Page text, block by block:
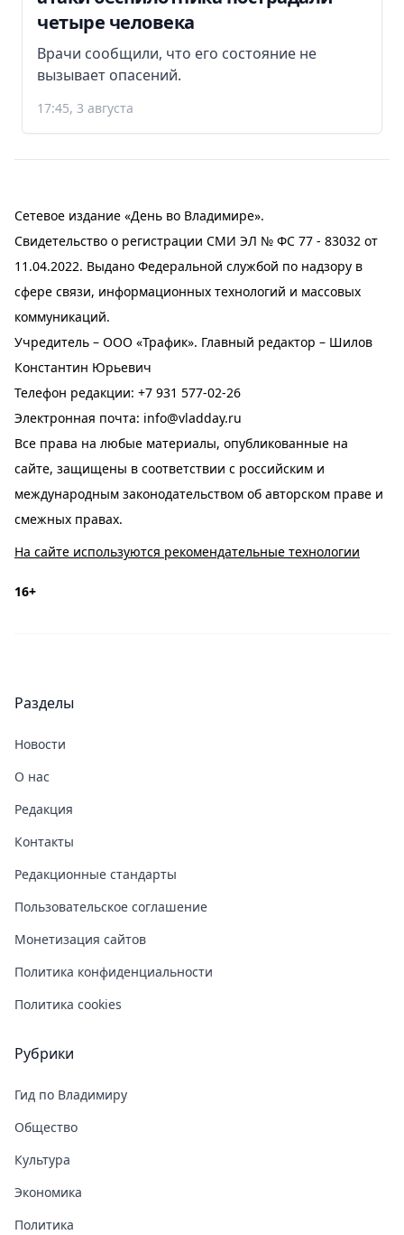
четыре человека
Врачи сообщили, что его состояние не
вызывает опасений.
17:45, 3 августа
Сетевое издание «День во Владимире».
Свидетельство о регистрации СМИ ЭЛ № ФС 77 - 83032 от
11.04.2022. Выдано Федеральной службой по надзору в
сфере связи, информационных технологий и массовых
коммуникаций.
Учредитель – ООО «Трафик». Главный редактор – Шилов
Константин Юрьевич
Телефон редакции: +7 931 577-02-26
Электронная почта: info@vladday.ru
Все права на любые материалы, опубликованные на
сайте, защищены в соответствии с российским и
международным законодательством об авторском праве и
смежных правах.
На сайте используются рекомендательные технологии
16+
Разделы
Новости
О нас
Редакция
Контакты
Редакционные стандарты
Пользовательское соглашение
Монетизация сайтов
Политика конфиденциальности
Политика cookies
Рубрики
Гид по Владимиру
Общество
Культура
Экономика
Политика